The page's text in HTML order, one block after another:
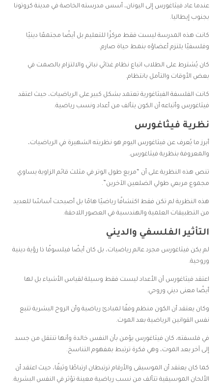
عندما عاد فيثاغورس إلى اليونان، أسس مدرسته الخاصة في مدينة كروتونا
بجنوب إيطاليا.
كانت هذه المدرسة ليست فقط مركزًا للتعليم بل أيضًا مجتمعًا دينيًا
وفلسفيًا يلتزم أعضاؤه بنمط حياة صارم.
كان يُشترط على الطلاب اتباع نظام غذائي نباتي والالتزام بالصمت في
بعض الأوقات والتأمل بانتظام.
كانت الفلسفة الفيثاغورية تعتمد بشكل كبير على الرياضيات، حيث اعتقد
فيثاغورس وأتباعه أن الكون يتألف من أعداد ونسب رياضية.
نظرية فيثاغورس
أبرز ما يُعرف عن فيثاغورس اليوم هو نظريته الشهيرة في الرياضيات،
والمعروفة بنظرية فيثاغورس.
تنص هذه النظرية على أن “مربع طول الوتر في مثلث قائم الزاوية يساوي
مجموع مربعي طولي الضلعين الآخرين”.
هذه النظرية لم تكن فقط اكتشافًا رياضيًا هامًا بل أصبحت أساسًا للعديد
من التطبيقات العلمية والهندسية في العصور اللاحقة.
التأثير الفلسفي والديني
لم يكن فيثاغورس مجرد عالم رياضيات، بل كان أيضًا فيلسوفًا ذا رؤية دينية
وروحية.
اعتقد فيثاغورس أن الأعداد ليست فقط وسيلة لقياس الأشياء بل لها
أيضًا معنى ديني وروحي.
وكان يعتقد أن الكون منظم وفقًا لمبادئ رياضية وأن الروح البشرية تتبع
نفس القوانين الرياضية بعد الموت.
في فلسفته، كان فيثاغورس يؤمن بأن النفس خالدة وأنها تنتقل من جسد
إلى آخر بعد الموت، وهي فكرة ترتبط بمفهوم التناسخ.
كما كان يعتقد أن الموسيقى والأرقام ترتبطان ارتباطًا وثيقًا، حيث اعتقد أن
الألحان الموسيقية تتألف من نسب رياضية معينة تؤثر في النفس البشرية.